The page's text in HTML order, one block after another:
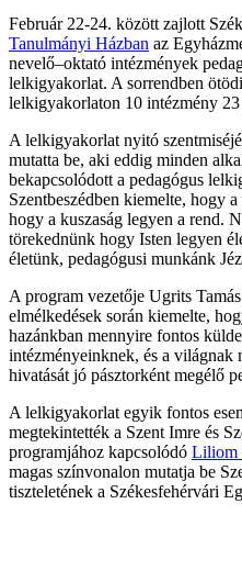
Február 22-24. között zajlott
Tanulmányi Házban az
nevelő–oktató intézmények
lelkigyakorlat. A sorrendben
lelkigyakorlaton 10 intézmény 23
A lelkigyakorlat nyitó
mutatta be, aki eddig minden
bekapcsolódott a pedagógus
Szentbeszédben kiemelte, hogy
hogy a kuszaság legyen a rend.
törekednünk hogy Isten legyen
életünk, pedagógusi munkánk
A program vezetője Ugrits
elmélkedések során kiemelte,
hazánkban mennyire fontos
intézményeinknek, és a világnak
hivatását jó pásztorként megélő
A lelkigyakorlat egyik fontos
megtekintették a Szent Imre és
programjához kapcsolódó Liliom
magas színvonalon mutatja be
tiszteletének a Székesfehérvári